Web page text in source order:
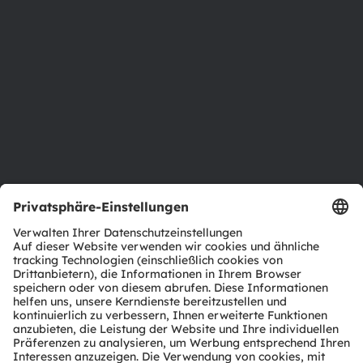
Produkt Selektor
Download Center
Tools
Kundenanfragen
Technischer Support
Partner Netzwerk
Whistleblowing